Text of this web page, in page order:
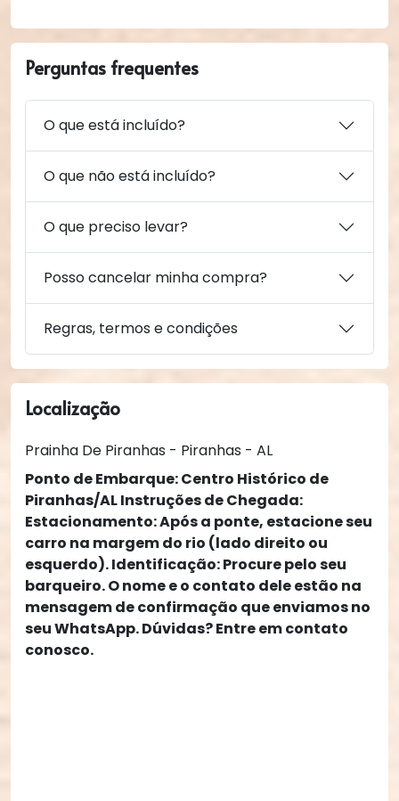
Perguntas frequentes
O que está incluído?
O que não está incluído?
O que preciso levar?
Posso cancelar minha compra?
Regras, termos e condições
Localização
Prainha De Piranhas - Piranhas - AL
Ponto de Embarque: Centro Histórico de
Piranhas/AL Instruções de Chegada:
Estacionamento: Após a ponte, estacione seu
carro na margem do rio (lado direito ou
esquerdo). Identificação: Procure pelo seu
barqueiro. O nome e o contato dele estão na
mensagem de confirmação que enviamos no
seu WhatsApp. Dúvidas? Entre em contato
conosco.